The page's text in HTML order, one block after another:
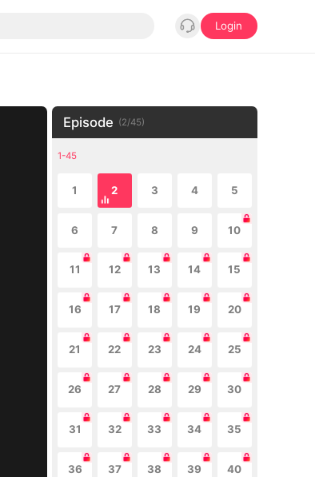
Login
Episode (2/45)
1-45
1 2 3 4 5
6 7 8 9 10
11 12 13 14 15
16 17 18 19 20
21 22 23 24 25
26 27 28 29 30
31 32 33 34 35
36 37 38 39 40